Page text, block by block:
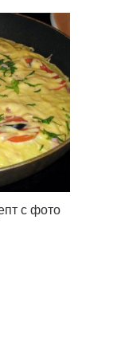
с фото